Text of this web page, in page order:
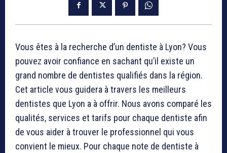
Vous êtes à la recherche d’un dentiste à Lyon? Vous
pouvez avoir confiance en sachant qu’il existe un
grand nombre de dentistes qualifiés dans la région.
Cet article vous guidera à travers les meilleurs
dentistes que Lyon a à offrir. Nous avons comparé les
qualités, services et tarifs pour chaque dentiste afin
de vous aider à trouver le professionnel qui vous
convient le mieux. Pour chaque note de dentiste à